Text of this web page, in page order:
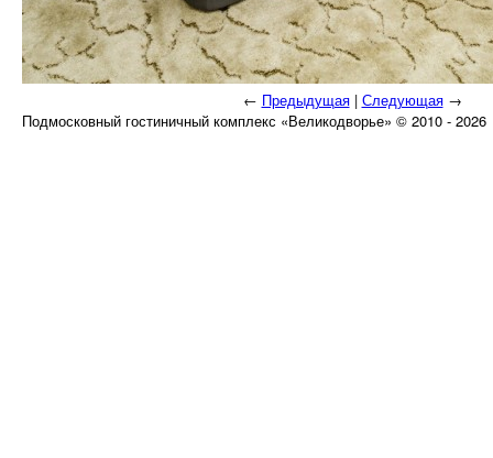
← Предыдущая| Следующая→
Подмосковный гостиничный комплекс «Великодворье» © 2010 - 2026